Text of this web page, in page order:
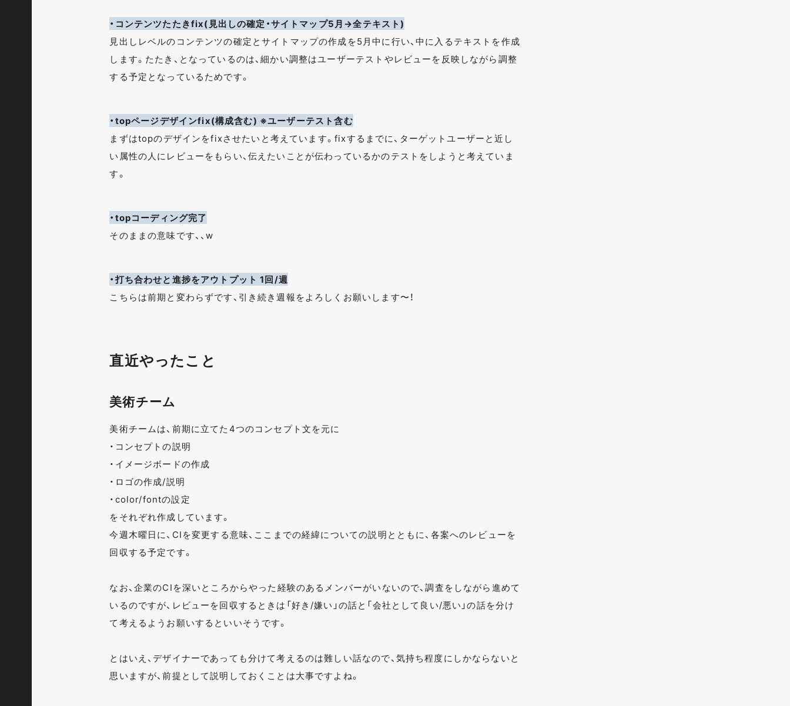
・コンテンツたたきfix(見出しの確定・サイトマップ5月→全テキスト)
見出しレベルのコンテンツの確定とサイトマップの作成を5月中に行い、中に入るテキストを作成
します。たたき、となっているのは、細かい調整はユーザーテストやレビューを反映しながら調整
する予定となっているためです。
・topページデザインfix(構成含む) ※ユーザーテスト含む
まずはtopのデザインをfixさせたいと考えています。fixするまでに、ターゲットユーザーと近し
い属性の人にレビューをもらい、伝えたいことが伝わっているかのテストをしようと考えていま
す。
・topコーディング完了
そのままの意味です、、w
・打ち合わせと進捗をアウトプット 1回/週
こちらは前期と変わらずです、引き続き週報をよろしくお願いします〜！
直近やったこと
美術チーム
美術チームは、前期に立てた4つのコンセプト文を元に
・コンセプトの説明
・イメージボードの作成
・ロゴの作成/説明
・color/fontの設定
をそれぞれ作成しています。
今週木曜日に、CIを変更する意味、ここまでの経緯についての説明とともに、各案へのレビューを
回収する予定です。
なお、企業のCIを深いところからやった経験のあるメンバーがいないので、調査をしながら進めて
いるのですが、レビューを回収するときは「好き/嫌い」の話と「会社として良い/悪い」の話を分け
て考えるようお願いするといいそうです。
とはいえ、デザイナーであっても分けて考えるのは難しい話なので、気持ち程度にしかならないと
思いますが、前提として説明しておくことは大事ですよね。